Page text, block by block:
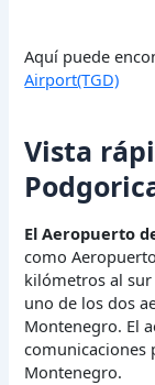
Aquí puede
Airport(TGD)
Vista
El Aeropuerto
como
kilómetros al
uno de los dos
Montenegro. El
comunicaciones
Montenegro.